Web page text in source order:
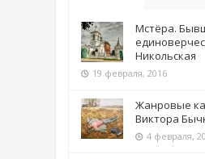
Мстёра.
Никольская
19 февраля, 2016
Жанровые
Виктора
4 февраля,